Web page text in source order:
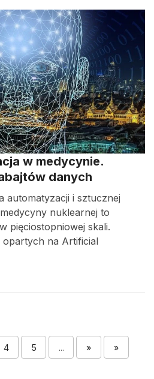
w medycynie.
danych
automatyzacji i sztucznej
nuklearnej to
pięciostopniowej skali.
na Artificial
4 5 ... » »